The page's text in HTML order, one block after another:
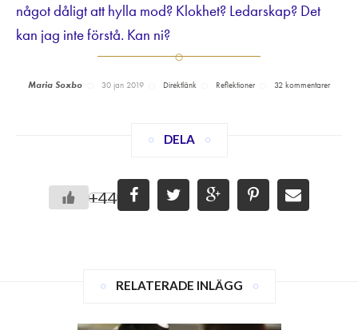
något dåligt att hylla mod? Klokhet? Ledarskap? Det
kan jag inte förstå. Kan ni?
Maria Soxbo 30 jan 2019 Direktlänk Reflektioner 32 kommentarer
DELA
+44
RELATERADE INLÄGG